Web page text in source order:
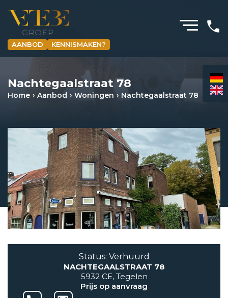
AANBOD KENNISMAKEN?
HOMEPAGINA
WONING­MAKELAARDIJ
HYPOTHEKEN
VERZEKERINGEN
NIEUWS & MEDIA
OVER ONS
REVIEWS
AANBOD
VETEBE GROEP
5931 CX Tegelen
Nachtegaalstraat 78
Home Aanbod Woningen Nachtegaalstraat 78
Status: Verhuurd
NACHTEGAALSTRAAT 78
5932 CE, Tegelen
Prijs op aanvraag